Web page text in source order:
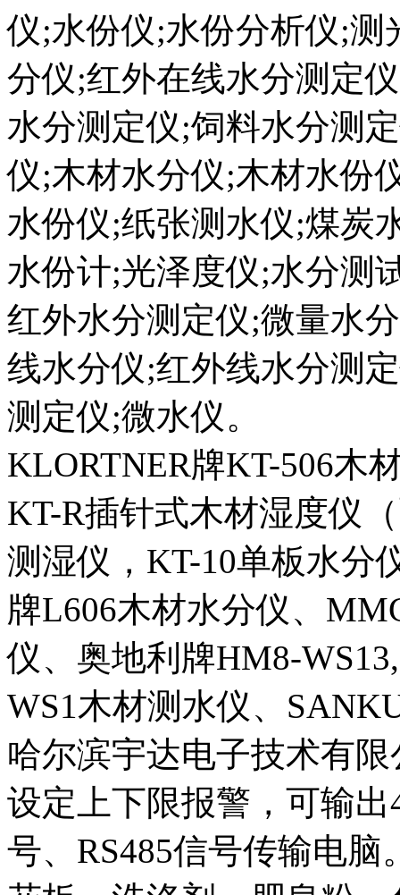
仪;水份仪;水份分析仪;
分仪;红外在线水分测定
水分测定仪;饲料水分测
仪;木材水分仪;木材水份
水份仪;纸张测水仪;煤炭
水份计;光泽度仪;水分测
红外水分测定仪;微量水
线水分仪;红外线水分测
测定仪;微水仪。
KLORTNER牌KT-506木
KT-R插针式木材湿度仪
测湿仪，KT-10单板水分
牌L606木材水分仪、
仪、奥地利牌HM8-
WS1木材测水仪、
哈尔滨宇达电子技术有
设定上下限报警，可输
号、RS485信号传输电